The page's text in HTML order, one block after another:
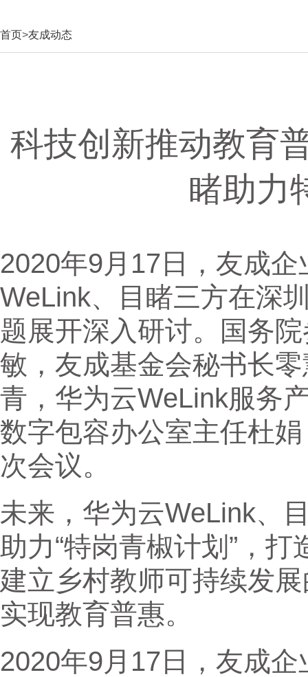
首页>友成动态
科技创新推动教育
睹助力
2020年9月17日，友成
WeLink、目睹三方在深
题展开深入研讨。国务
敏，友成基金会秘书长
青，华为云WeLink服务
数字包容办公室主任杜
次会议。
未来，华为云WeLink、
助力“特岗青椒计划”，
建立乡村教师可持续发
实现教育普惠。
2020年9月17日，友成